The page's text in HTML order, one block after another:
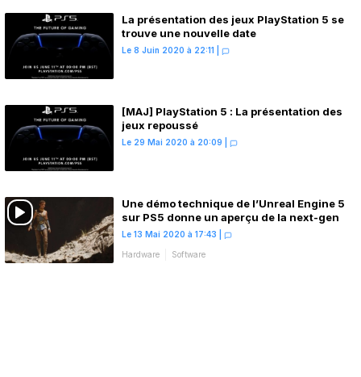
La présentation des jeux PlayStation 5 se
trouve une nouvelle date
Le 8 Juin 2020 à 22:11
[MAJ] PlayStation 5 : La présentation des
jeux repoussé
Le 29 Mai 2020 à 20:09
Une démo technique de l’Unreal Engine 5
sur PS5 donne un aperçu de la next-gen
Le 13 Mai 2020 à 17:43
Hardware Software